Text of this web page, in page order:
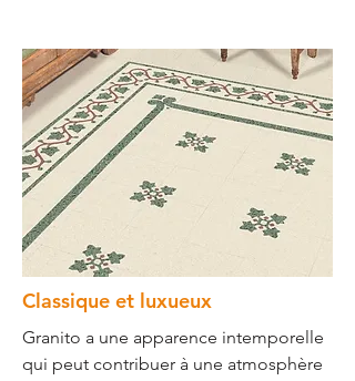
Classique et luxueux
Granito a une apparence intemporelle
qui peut contribuer à une atmosphère